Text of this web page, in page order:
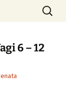
Szukaj:
6 – 12